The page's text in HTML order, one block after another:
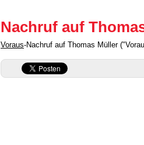
Nachruf auf
Voraus-Nachruf auf Thomas Müller